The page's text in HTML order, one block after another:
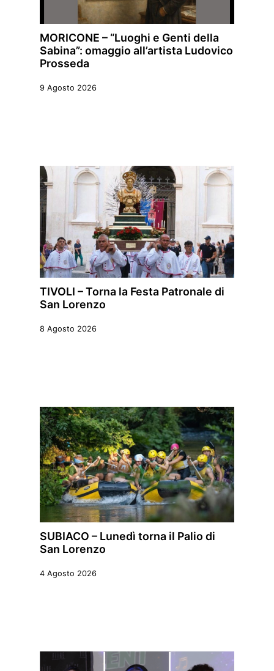
MORICONE – “Luoghi e Genti della
Sabina”: omaggio all’artista Ludovico
Prosseda
9 Agosto 2026
TIVOLI – Torna la Festa Patronale di
San Lorenzo
8 Agosto 2026
SUBIACO – Lunedì torna il Palio di
San Lorenzo
4 Agosto 2026